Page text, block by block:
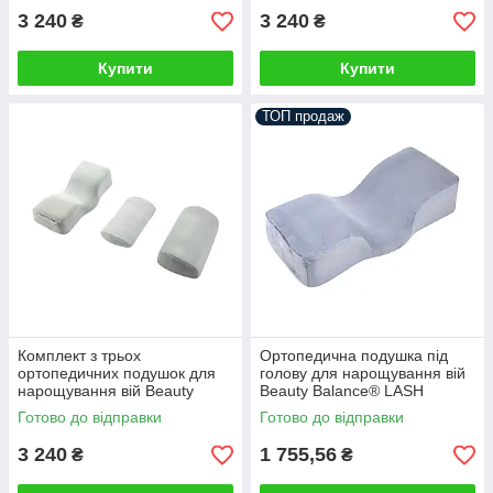
3 240 ₴
Купити
3 240 ₴
Купити
Комплект з трьох
ортопедичних подушок для
нарощування вій Beauty
Balance® LASH Салатовий
Готово до відправки
3 240 ₴
ТОП продаж
Ортопедична подушка під
голову для нарощування вій
Beauty Balance® LASH
блакитний
Готово до відправки
1 755,56 ₴